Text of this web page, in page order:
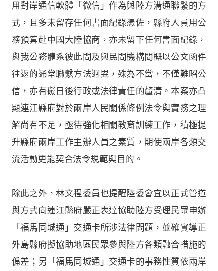
用對岸通信軟體「微信」作為與陸方溝通聯繫的方
式，且多未留存任何書面紀錄憑佐，縣府人員用公
務預算赴中國大陸協商，亦未留下任何書面紀錄，
與我公務體系彼此間及與民間機構間概以公文函件
往返的通常聯繫方法迥異，殊為不當，不僅難昭公
信，亦有礙日後行政或法律責任的釐清。本案亦凸
顯連江縣府對於兩岸人民關係條例法令與實務之理
解尚有不足，亟待強化相關教育訓練工作，積極提
升縣府兩岸工作主辦人員之素質，期使兩岸各類交
流活動更能契合法令規範與目的。
除此之外，林文程委員也提醒陸委會宜以正式管道
與方式向連江縣府嚴正表達協助陸方受理民眾申辦
「福馬同城通」交通卡所涉法律問題，並確實導正
外島縣府擬協助地區民眾參與陸方各類融合措施的
偏差；另「福馬同城通」交通卡的事務性質依兩岸